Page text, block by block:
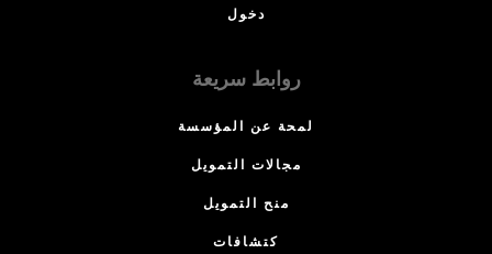
دخول
روابط سريعة
لمحة عن المؤسسة
مجالات التمويل
منح التمويل
كتشافات